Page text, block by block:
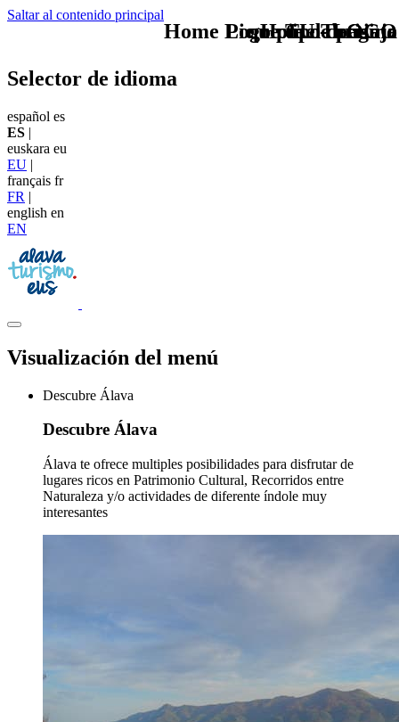
Saltar al contenido principal
TU - LOGO
Selector de idioma
español es
ES |
euskara eu
EU |
français fr
FR |
english en
EN
Visualización del menú
Descubre Álava
Descubre Álava
Álava te ofrece multiples posibilidades para disfrutar de
lugares ricos en Patrimonio Cultural, Recorridos entre
Naturaleza y/o actividades de diferente índole muy
interesantes
que tipo de viaje
Home Logo pie de página
Pie Home Turismo